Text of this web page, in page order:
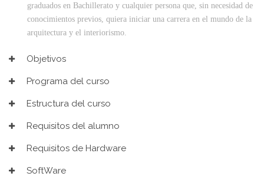
graduados en Bachillerato y cualquier persona que, sin necesidad de
conocimientos previos, quiera iniciar una carrera en el mundo de la
arquitectura y el interiorismo.
Objetivos
Programa del curso
Estructura del curso
Requisitos del alumno
Requisitos de Hardware
SoftWare